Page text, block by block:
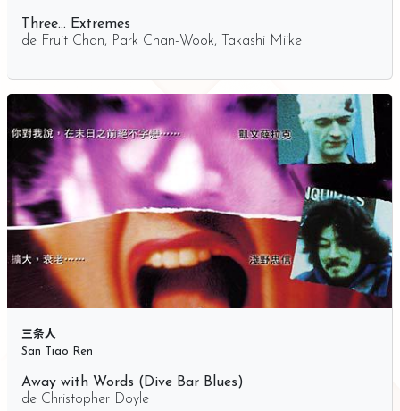
Three… Extremes
de Fruit Chan, Park Chan-Wook, Takashi Miike
三条人
San Tiao Ren
Away with Words (Dive Bar Blues)
de Christopher Doyle